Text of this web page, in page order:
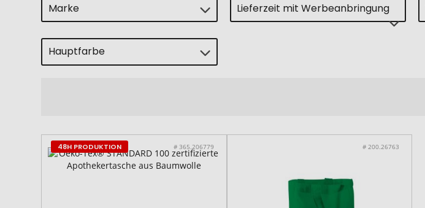
Marke Lieferzeit mit Werbeanbringung
Hauptfarbe
48H PRODUKTION # 365.206779 # 200.26763